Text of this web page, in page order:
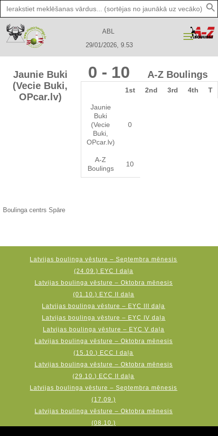
Search
for:
ABL
29/01/2026, 9.53
Jaunie Buki
(Vecie Buki,
OPcar.lv)
0 - 10 A-Z Boulings
1st 2nd 3rd 4th T
Jaunie
Buki
(Vecie
Buki,
OPcar.lv)
0
A-Z
Boulings
10
Boulinga centrs Spāre
Latvijas boulinga vēsture – Septembra mēnesis
(24.09.) EYC I daļa
Latvijas boulinga vēsture – Oktobra mēnesis
(01.10.) EYC II daļa
Latvijas boulinga vēsture – EYC III daļa
Latvijas boulinga vēsture – EYC IV daļa
Latvijas boulinga vēsture – EYC V daļa
Latvijas boulinga vēsture – Oktobra mēnesis
(15.10.) ECC I daļa
Latvijas boulinga vēsture – Oktobra mēnesis
(29.10.) ECC II daļa
Latvijas boulinga vēsture – Septembra mēnesis
(17.09.)
Latvijas boulinga vēsture – Oktobra mēnesis
(08.10.)